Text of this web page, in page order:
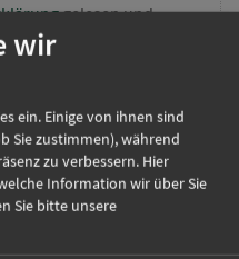
gelesen und
meiner Angaben aus
Beantwortung meiner
werden Ihre Daten
behandelt. Hinweis:
jederzeit für die Zukunft
widerrufen.
wir
ein. Einige von ihnen sind
Sie zustimmen), während
zu verbessern. Hier
Information wir über Sie
Sie bitte unsere